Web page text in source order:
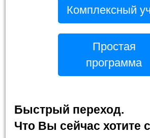
Комплексный
Простая
программа
Быстрый переход.
Что Вы сейчас хотите